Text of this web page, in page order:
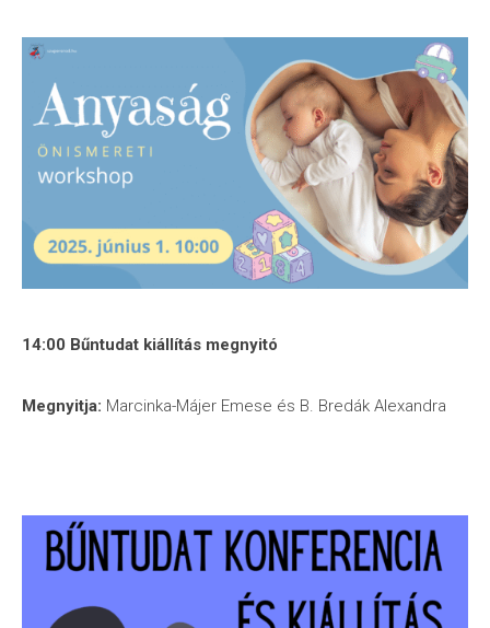
14:00 Bűntudat kiállítás megnyitó
Megnyitja: Marcinka-Májer Emese és B. Bredák Alexandra